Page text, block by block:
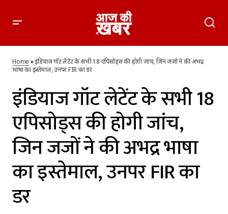
अभद्र भाषा का इस्तेमाल, उनपर FIR का डर
Home»इंडियाज गॉट लेटेंट के सभी 18 एपिसोड्स की होगी जांच, जिन जजों ने की अभद्र
भाषा का इस्तेमाल, उनपर FIR का डर
इंडियाज गॉट लेटेंट के सभी 18
एपिसोड्स की होगी जांच,
जिन जजों ने की अभद्र भाषा
का इस्तेमाल, उनपर FIR का
डर